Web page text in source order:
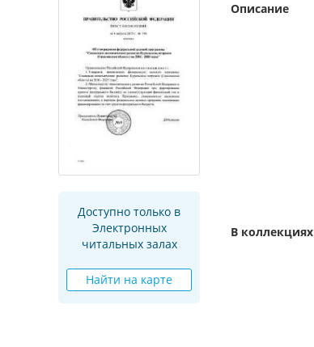
Доступно только в
Электронных
читальных залах
Найти на карте
Описание
В коллекциях